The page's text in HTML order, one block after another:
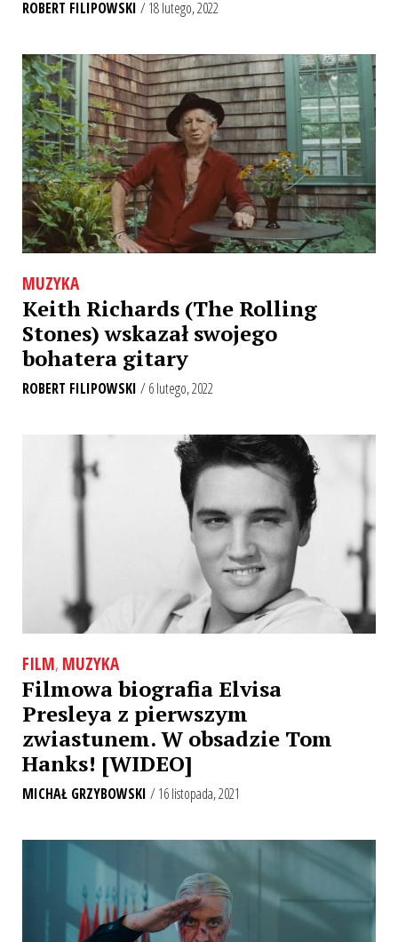
ROBERT FILIPOWSKI / 18 lutego, 2022
MUZYKA
Keith Richards (The Rolling
Stones) wskazał swojego
bohatera gitary
ROBERT FILIPOWSKI / 6 lutego, 2022
FILM, MUZYKA
Filmowa biografia Elvisa
Presleya z pierwszym
zwiastunem. W obsadzie Tom
Hanks! [WIDEO]
MICHAŁ GRZYBOWSKI / 16 listopada, 2021